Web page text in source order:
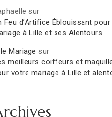
sur
Feu d’Artifice Éblouissant
à Lille et ses Alentours
Mariage sur
meilleurs coiffeurs et
votre mariage à Lille et